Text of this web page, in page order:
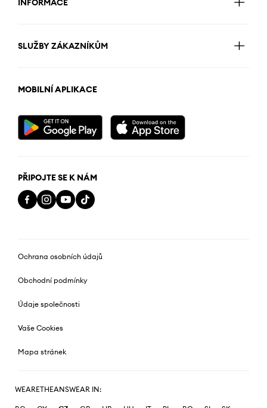
INFORMACE
SLUŽBY ZÁKAZNÍKŮM
MOBILNÍ APLIKACE
PŘIPOJTE SE K NÁM
Ochrana osobních údajů
Obchodní podmínky
Údaje společnosti
Vaše Cookies
Mapa stránek
WEARETHEANSWEAR IN: